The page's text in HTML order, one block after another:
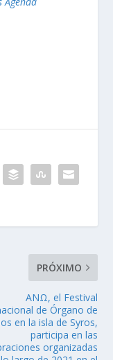
PRÓXIMO
ANΩ, el Festival
de Órgano de
en la isla de Syros,
participa en las
organizadas